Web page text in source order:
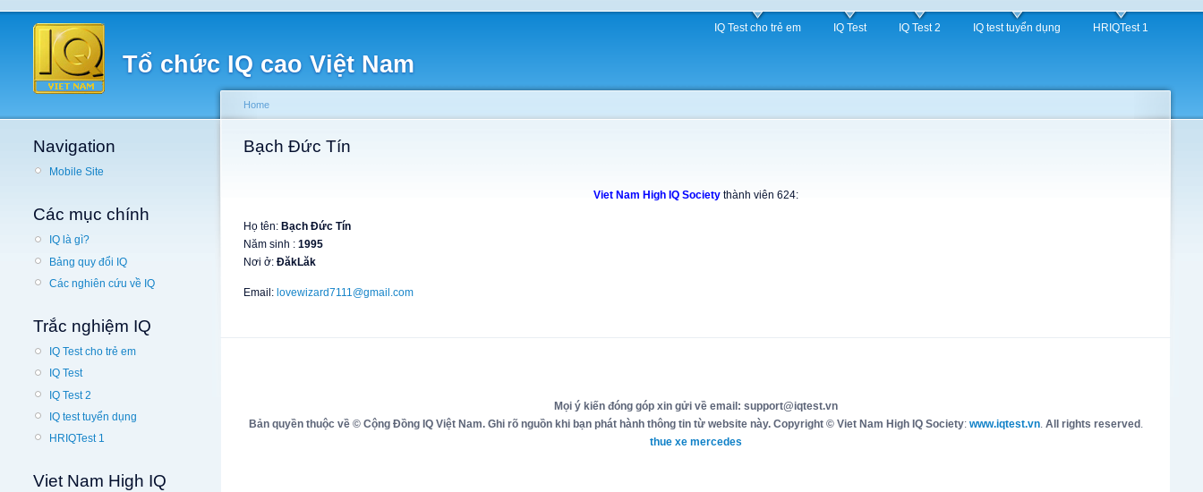
Tổ chức IQ cao Việt Nam
IQ Test cho trẻ em IQ Test IQ Test 2 IQ test tuyển dụng HRIQTest 1
Navigation
Mobile Site
Các mục chính
IQ là gì?
Bảng quy đổi IQ
Các nghiên cứu về IQ
Trắc nghiệm IQ
IQ Test cho trẻ em
IQ Test
IQ Test 2
IQ test tuyển dụng
HRIQTest 1
Viet Nam High IQ
Home
Bạch Đức Tín
Viet Nam High IQ Societythành viên 624:
Họ tên: Bạch Đức Tín
Năm sinh : 1995
Nơi ở: ĐăkLăk
Email: lovewizard7111@gmail.com
Mọi ý kiến đóng góp xin gửi về email: support@iqtest.vn
Bản quyền thuộc về © Cộng Đồng IQ Việt Nam. Ghi rõ nguồn khi bạn phát hành thông tin từ website này. Copyright © Viet Nam High IQ Society: www.iqtest.vn. All rights reserved.
thue xe mercedes